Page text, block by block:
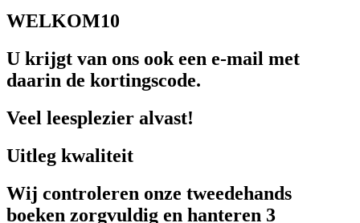
WELKOM10
U krijgt van ons ook een e-mail met
daarin de kortingscode.
Veel leesplezier alvast!
Uitleg kwaliteit
Wij controleren onze tweedehands
boeken zorgvuldig en hanteren 3